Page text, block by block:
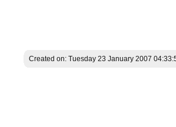
Created on: Tuesday 23 January 2007